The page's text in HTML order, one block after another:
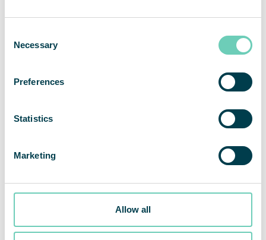
Selection
Necessary
Preferences
Statistics
Marketing
Allow all
Nasdaq First North Premier Growth Market med kortnamn
information på hemsidan